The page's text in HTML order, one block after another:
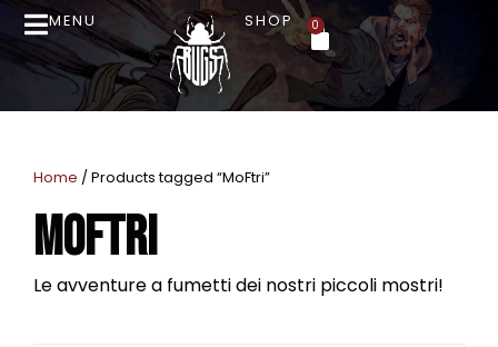
MENU SHOP 0
Home / Products tagged “MoFtri”
MoFtri
Le avventure a fumetti dei nostri piccoli mostri!